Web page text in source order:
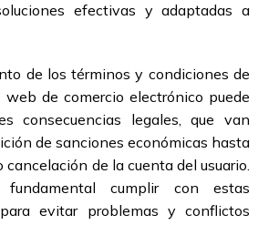
efectivas y adaptadas a
de los términos y condiciones de
de comercio electrónico puede
consecuencias legales, que van
de sanciones económicas hasta
cancelación de la cuenta del usuario.
cumplir con estas
evitar problemas y conflictos